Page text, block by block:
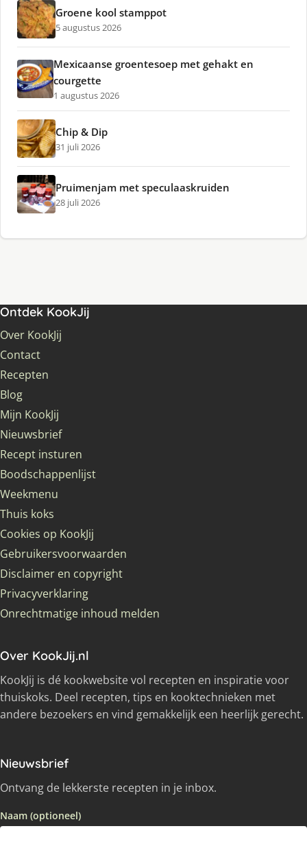
Groene kool stamppot
5 augustus 2026
Mexicaanse groentesoep met gehakt en
courgette
1 augustus 2026
Chip & Dip
31 juli 2026
Pruimenjam met speculaaskruiden
28 juli 2026
Ontdek KookJij
Over KookJij
Contact
Recepten
Blog
Mijn KookJij
Nieuwsbrief
Recept insturen
Boodschappenlijst
Weekmenu
Thuis koks
Cookies op KookJij
Gebruikersvoorwaarden
Disclaimer en copyright
Privacyverklaring
Onrechtmatige inhoud melden
Over KookJij.nl
KookJij is dé kookwebsite vol recepten en inspiratie voor
thuiskoks. Deel recepten, tips en kooktechnieken met
andere bezoekers en vind gemakkelijk een heerlijk gerecht.
Nieuwsbrief
Ontvang de lekkerste recepten in je inbox.
Naam (optioneel)